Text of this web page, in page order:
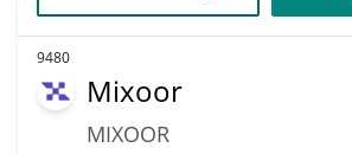
9480
Mixoor
MIXOOR